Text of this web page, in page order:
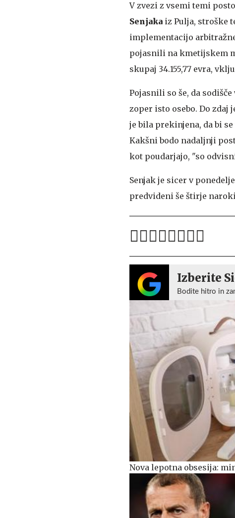
V zvezi z vsemi temi
Senjaka iz Pulja, stroške
implementacijo
pojasnili na kmetijskem
skupaj 34.155,77 evra,
Pojasnili so še, da
zoper isto osebo. Do zdaj
je bila prekinjena, da bi
Kakšni bodo nadaljnji
kot poudarjajo, "so
Senjak je sicer v
predvideni še štirje
Izberite
Bodite hitro in
Nova lepotna obsesija: